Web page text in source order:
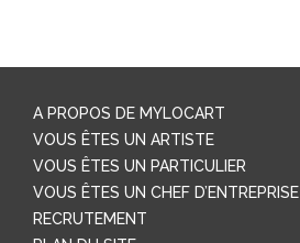
A PROPOS DE MYLOCART
VOUS ÊTES UN ARTISTE
VOUS ÊTES UN PARTICULIER
VOUS ÊTES UN CHEF D’ENTREPRISE
RECRUTEMENT